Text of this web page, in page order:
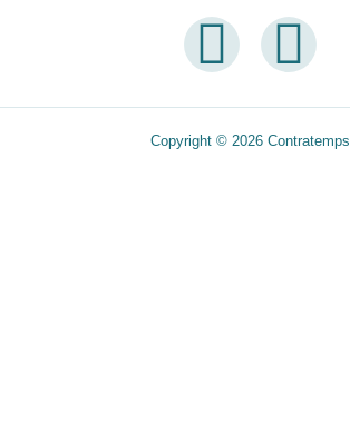
Copyright © 2026 Contratemps